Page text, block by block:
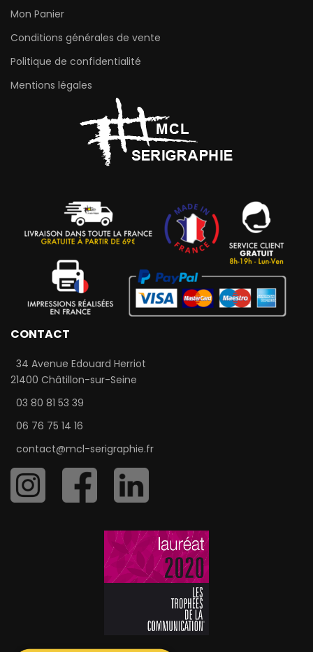
Mon Panier
Conditions générales de vente
Politique de confidentialité
Mentions légales
CONTACT
34 Avenue Edouard Herriot
21400 Châtillon-sur-Seine
03 80 81 53 39
06 76 75 14 16
contact@mcl-serigraphie.fr